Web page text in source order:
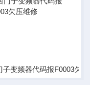
子变频器代码报F0003欠